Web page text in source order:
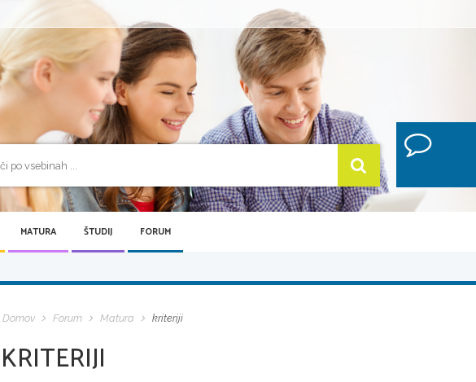
MATURA ŠTUDIJ FORUM
Domov Forum Matura kriteriji
KRITERIJI